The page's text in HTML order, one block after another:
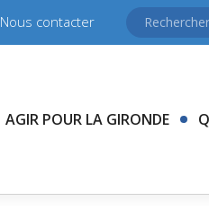
Nous contacter
AGIR POUR LA GIRONDE